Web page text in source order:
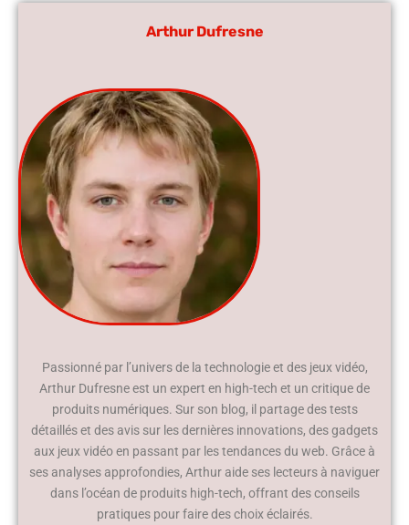
Arthur Dufresne
Passionné par l’univers de la technologie et des jeux vidéo,
Arthur Dufresne est un expert en high-tech et un critique de
produits numériques. Sur son blog, il partage des tests
détaillés et des avis sur les dernières innovations, des gadgets
aux jeux vidéo en passant par les tendances du web. Grâce à
ses analyses approfondies, Arthur aide ses lecteurs à naviguer
dans l’océan de produits high-tech, offrant des conseils
pratiques pour faire des choix éclairés.